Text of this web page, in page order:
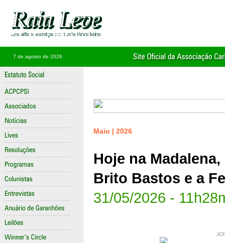
7 de agosto de 2026
Maio | 2026
Hoje na
Brito Bastos e a
31/05/2026 -